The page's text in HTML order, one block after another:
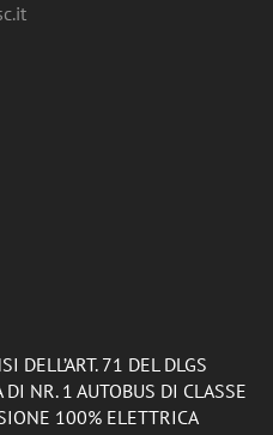
DELL’ART. 71 DEL DLGS
NR. 1 AUTOBUS DI CLASSE
100% ELETTRICA